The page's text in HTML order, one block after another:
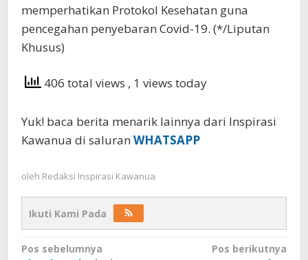
memperhatikan Protokol Kesehatan guna
pencegahan penyebaran Covid-19. (*/Liputan
Khusus)
406 total views , 1 views today
Yuk! baca berita menarik lainnya dari Inspirasi
Kawanua di saluran WHATSAPP
oleh Redaksi Inspirasi Kawanua
Ikuti Kami Pada
Navigasi
Pos sebelumnya
Pos berikutnya